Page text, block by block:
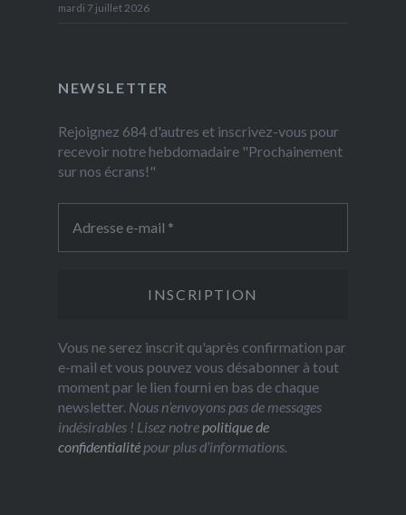
mardi 7 juillet 2026
NEWSLETTER
Rejoignez 684 d'autres et inscrivez-vous pour
recevoir notre hebdomadaire "Prochainement
sur nos écrans!"
Vous ne serez inscrit qu'après confirmation par
e-mail et vous pouvez vous désabonner à tout
moment par le lien fourni en bas de chaque
newsletter. Nous n’envoyons pas de messages
indésirables ! Lisez notrepolitique de
confidentialitépour plus d’informations.